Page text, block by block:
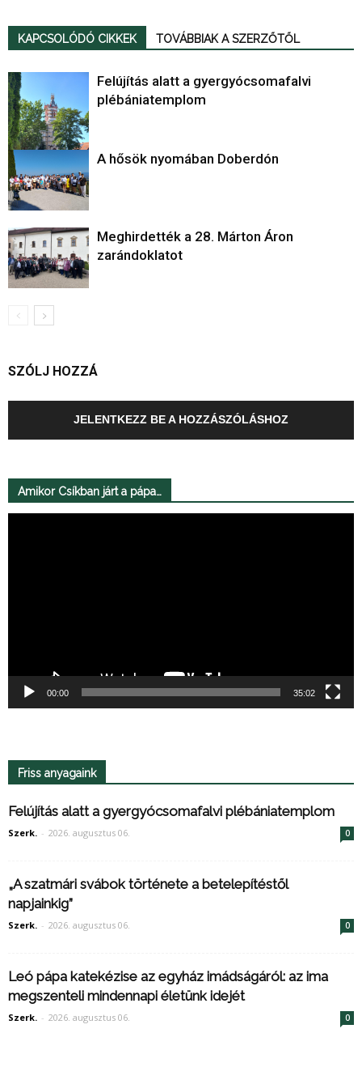
KAPCSOLÓDÓ CIKKEK TOVÁBBIAK A SZERZŐTŐL
Felújítás alatt a gyergyócsomafalvi
plébániatemplom
A hősök nyomában Doberdón
Meghirdették a 28. Márton Áron
zarándoklatot
SZÓLJ HOZZÁ
JELENTKEZZ BE A HOZZÁSZÓLÁSHOZ
Amikor Csíkban járt a pápa…
00:00 35:02
Friss anyagaink
Felújítás alatt a gyergyócsomafalvi plébániatemplom
Szerk. - 2026. augusztus 06. 0
„A szatmári svábok története a betelepítéstől
napjainkig”
Szerk. - 2026. augusztus 06. 0
Leó pápa katekézise az egyház imádságáról: az ima
megszenteli mindennapi életünk idejét
Szerk. - 2026. augusztus 06. 0